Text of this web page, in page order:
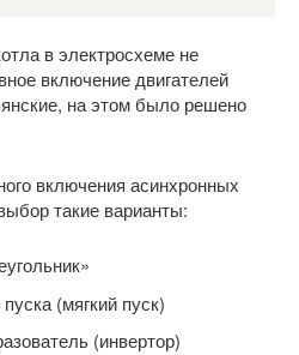
в электросхеме не
включение двигателей
на этом было решено
включения асинхронных
такие варианты:
(мягкий пуск)
(инвертор)